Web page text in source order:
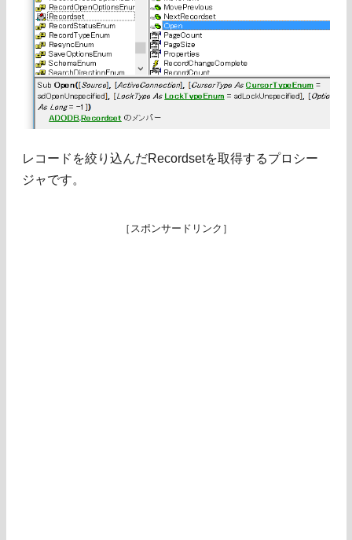
レコードを絞り込んだRecordsetを取得するプロシー
ジャです。
［スポンサードリンク］